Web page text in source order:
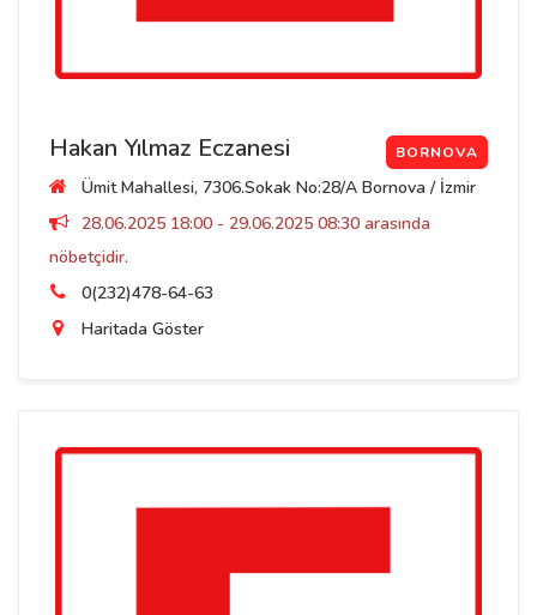
Hakan Yılmaz Eczanesi BORNOVA
Ümit Mahallesi, 7306.Sokak No:28/A Bornova / İzmir
28.06.2025 18:00 - 29.06.2025 08:30 arasında
nöbetçidir.
0(232)478-64-63
Haritada Göster